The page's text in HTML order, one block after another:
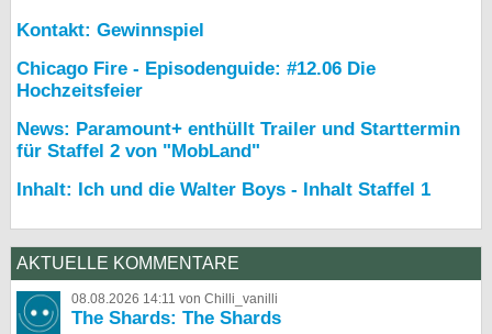
Kontakt: Gewinnspiel
Chicago Fire - Episodenguide: #12.06 Die
Hochzeitsfeier
News: Paramount+ enthüllt Trailer und Starttermin
für Staffel 2 von "MobLand"
Inhalt: Ich und die Walter Boys - Inhalt Staffel 1
AKTUELLE KOMMENTARE
08.08.2026 14:11 von Chilli_vanilli
The Shards: The Shards